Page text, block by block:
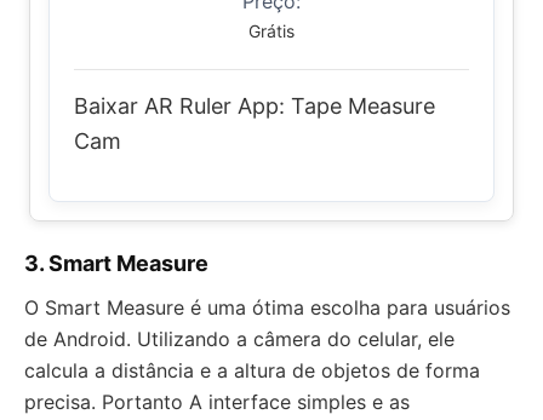
Grátis
Baixar AR Ruler App: Tape Measure
Cam
3. Smart Measure
O Smart Measure é uma ótima escolha para usuários
de Android. Utilizando a câmera do celular, ele
calcula a distância e a altura de objetos de forma
precisa. Portanto A interface simples e as